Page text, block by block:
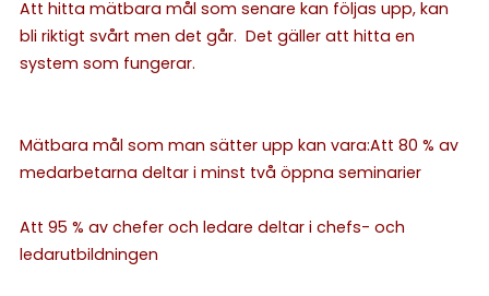
Att hitta mätbara mål som senare kan följas upp, kan
bli riktigt svårt men det går. Det gäller att hitta en
system som fungerar.
Mätbara mål som man sätter upp kan vara:Att 80 % av
medarbetarna deltar i minst två öppna seminarier
Att 95 % av chefer och ledare deltar i chefs- och
ledarutbildningen